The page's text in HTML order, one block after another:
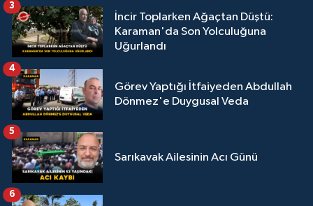
İncir Toplarken Ağaçtan Düştü:
Karaman'da Son Yolculuğuna
Uğurlandı
3
Görev Yaptığı İtfaiyeden Abdullah
Dönmez'e Duygusal Veda
4
Sarıkavak Ailesinin Acı Günü
5
6